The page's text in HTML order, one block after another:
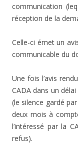
communication
réception de la
Celle-ci émet un
communicable du
Une fois l’avis
CADA dans un
(le silence gardé
deux mois à
l’intéressé par la
refus).